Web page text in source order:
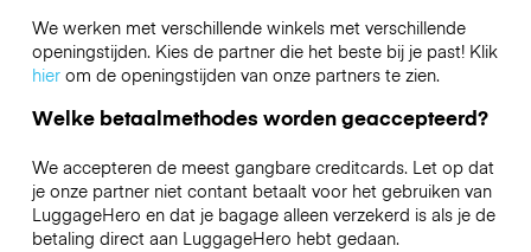
We werken met verschillende winkels met verschillende
openingstijden. Kies de partner die het beste bij je past! Klik
hierom de openingstijden van onze partners te zien.
Welke betaalmethodes worden geaccepteerd?
We accepteren de meest gangbare creditcards. Let op dat
je onze partner niet contant betaalt voor het gebruiken van
LuggageHero en dat je bagage alleen verzekerd is als je de
betaling direct aan LuggageHero hebt gedaan.